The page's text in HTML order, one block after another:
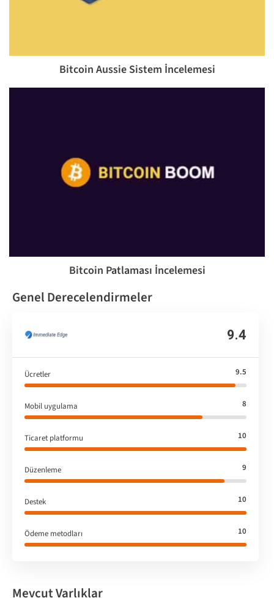
Bitcoin Aussie Sistem İncelemesi
Bitcoin Patlaması İncelemesi
Genel Derecelendirmeler
9.4
Ücretler 9.5
Mobil uygulama 8
Ticaret platformu 10
Düzenleme 9
Destek 10
Ödeme metodları 10
Mevcut Varlıklar